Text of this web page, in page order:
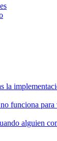
la
funciona para
alguien